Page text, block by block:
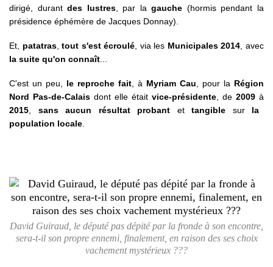
dirigé, durantdes lustres, par lagauche (hormis pendant la
présidence éphémère de Jacques Donnay).
Et, patatras,tout s'est écroulé , via les Municipales 2014 , avec
la suite qu'on connaît
C'est un peu, le reproche fait , à Myriam Cau , pour la Région
Nord Pas-de-Calais dont elle était vice-présidente , de 2009 à
2015
sans aucun résultat probant ettangible sur la
population locale
David Guiraud, le député pas dépité par la fronde à son encontre,
sera-t-il son propre ennemi, finalement, en raison des ses choix
vachement mystérieux ???